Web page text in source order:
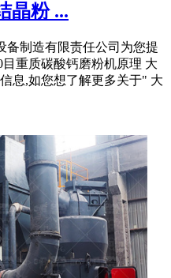
晶粉 ...
备制造有限责任公司为您提
重质碳酸钙磨粉机原理 大
息,如您想了解更多关于" 大